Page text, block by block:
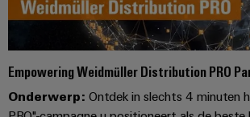
voor
de
uitdagingen
van
de
schakelkastbouw
Machines
oplossingen
Gedecentraliseerde
automatisering
Energiebeheeroplossingen
Scheidingsversterkers
signaalomvormers
Voedingen
PSIRT
Technische
gegevens
Technische
Onze
partners
Distributie
Empowering Weidmüller Distribution PRO
Onderwerp: Ontdek in slechts 4 minuten